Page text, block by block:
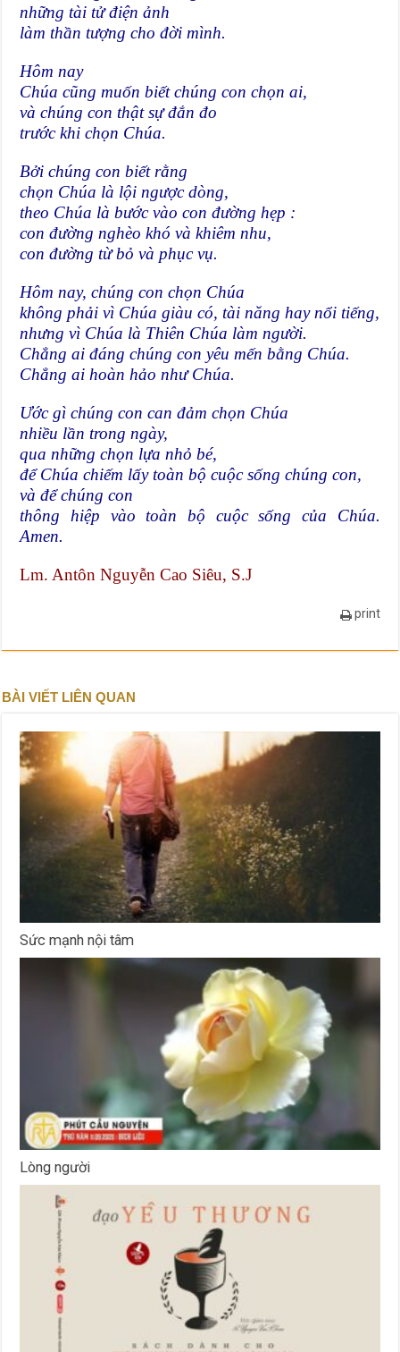
những tài tử điện ảnh
làm thần tượng cho đời mình.
Hôm nay
Chúa cũng muốn biết chúng con chọn ai,
và chúng con thật sự đắn đo
trước khi chọn Chúa.
Bởi chúng con biết rằng
chọn Chúa là lội ngược dòng,
theo Chúa là bước vào con đường hẹp :
con đường nghèo khó và khiêm nhu,
con đường từ bỏ và phục vụ.
Hôm nay, chúng con chọn Chúa
không phải vì Chúa giàu có, tài năng hay nổi tiếng,
nhưng vì Chúa là Thiên Chúa làm người.
Chẳng ai đáng chúng con yêu mến bằng Chúa.
Chẳng ai hoàn hảo như Chúa.
Ước gì chúng con can đảm chọn Chúa
nhiều lần trong ngày,
qua những chọn lựa nhỏ bé,
để Chúa chiếm lấy toàn bộ cuộc sống chúng con,
và để chúng con
thông hiệp vào toàn bộ cuộc sống của Chúa.
Amen.
Lm. Antôn Nguyễn Cao Siêu, S.J
print
BÀI VIẾT LIÊN QUAN
Sức mạnh nội tâm
Lòng người